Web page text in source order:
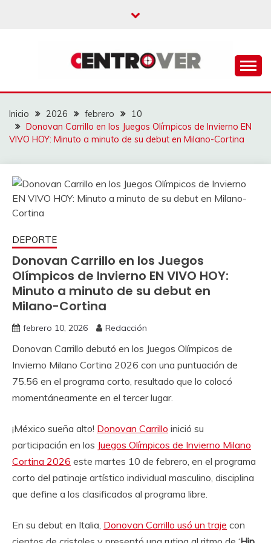
CENTROVER
NOTICIAS
Inicio 2026 febrero
10
Donovan Carrillo en los Juegos Olímpicos de Invierno EN
VIVO HOY: Minuto a minuto de su debut en Milano-Cortina
DEPORTE
Donovan Carrillo en los Juegos
Olímpicos de Invierno EN VIVO HOY:
Minuto a minuto de su debut en
Milano-Cortina
febrero 10, 2026 Redacción
Donovan Carrillo debutó en los Juegos Olímpicos de
Invierno Milano Cortina 2026 con una puntuación de
75.56 en el programa corto, resultado que lo colocó
momentáneamente en el tercer lugar.
¡México sueña alto! Donovan Carrillo inició su
participación en los Juegos Olímpicos de Invierno Milano
Cortina 2026 este martes 10 de febrero, en el programa
corto del patinaje artístico individual masculino, disciplina
que define a los clasificados al programa libre.
En su debut en Italia, Donovan Carrillo usó un traje con